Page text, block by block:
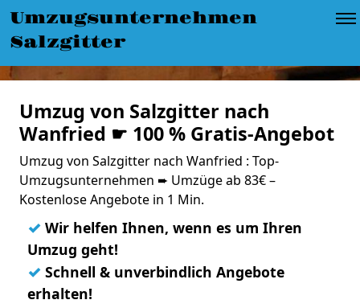
Umzugsunternehmen
Salzgitter
Umzug von Salzgitter nach
Wanfried ☛ 100 % Gratis-Angebot
Umzug von Salzgitter nach Wanfried : Top-
Umzugsunternehmen ➨ Umzüge ab 83€ –
Kostenlose Angebote in 1 Min.
✓ Wir helfen Ihnen, wenn es um Ihren
Umzug geht!
✓ Schnell & unverbindlich Angebote
erhalten!